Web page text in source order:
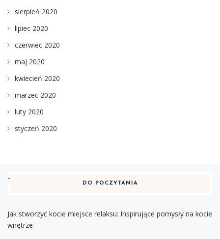
sierpień 2020
lipiec 2020
czerwiec 2020
maj 2020
kwiecień 2020
marzec 2020
luty 2020
styczeń 2020
DO POCZYTANIA
Jak stworzyć kocie miejsce relaksu: Inspirujące pomysły na kocie
wnętrze